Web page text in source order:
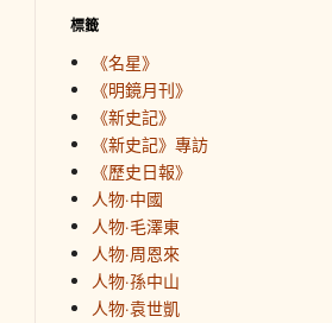
標籤
《名星》
《明鏡月刊》
《新史記》
《新史記》專訪
《歷史日報》
人物·中國
人物·毛澤東
人物·周恩來
人物·孫中山
人物·袁世凱